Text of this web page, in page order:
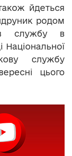
йдеться
родом
службу в
Національної
службу
цього